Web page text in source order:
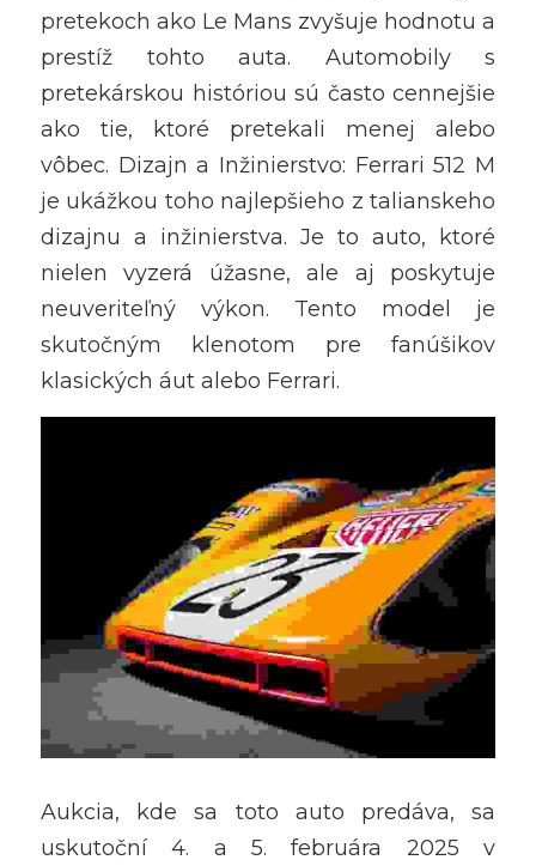
pretekoch ako Le Mans zvyšuje hodnotu a
prestíž tohto auta. Automobily s
pretekárskou históriou sú často cennejšie
ako tie, ktoré pretekali menej alebo
vôbec. Dizajn a Inžinierstvo: Ferrari 512 M
je ukážkou toho najlepšieho z talianskeho
dizajnu a inžinierstva. Je to auto, ktoré
nielen vyzerá úžasne, ale aj poskytuje
neuveriteľný výkon. Tento model je
skutočným klenotom pre fanúšikov
klasických áut alebo Ferrari.
Aukcia, kde sa toto auto predáva, sa
uskutoční 4. a 5. februára 2025 v